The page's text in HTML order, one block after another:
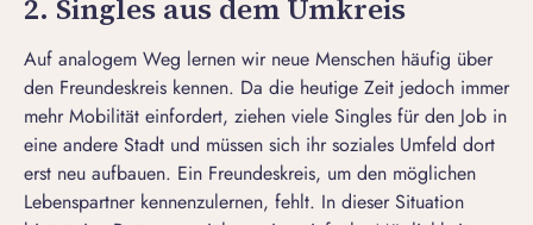
2. Singles aus dem Umkreis
Auf analogem Weg lernen wir neue Menschen häufig über
den Freundeskreis kennen. Da die heutige Zeit jedoch immer
mehr Mobilität einfordert, ziehen viele Singles für den Job in
eine andere Stadt und müssen sich ihr soziales Umfeld dort
erst neu aufbauen. Ein Freundeskreis, um den möglichen
Lebenspartner kennenzulernen, fehlt. In dieser Situation